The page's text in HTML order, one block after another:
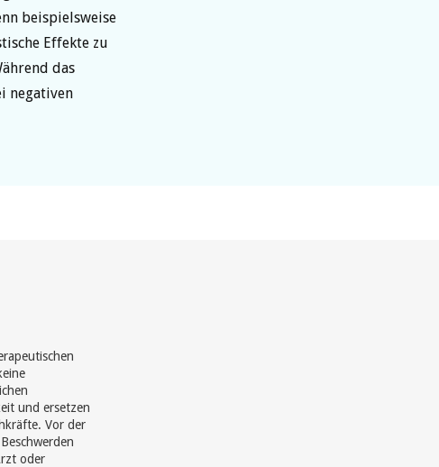
beispielsweise
Effekte zu
das
negativen
und ersetzen
Vor der
oder